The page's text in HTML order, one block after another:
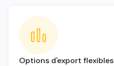
Options d'export flexibles